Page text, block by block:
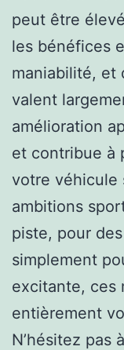
peut être
les bénéfices
maniabilité, et
valent
amélioration
et contribue à
votre véhicule
ambitions
piste, pour
simplement
excitante, ces
entièrement
N’hésitez pas